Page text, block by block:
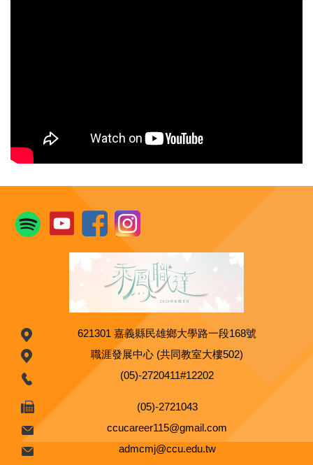
621301 嘉義縣民雄鄉大學路一段168號
職涯發展中心 (共同教室大樓502)
(05)-2720411#12202
(05)-2721043
ccucareer115@gmail.com
admcmj@ccu.edu.tw